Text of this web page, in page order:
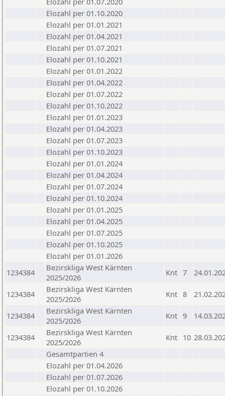
Elozahl per 01.10.2020
Elozahl per 01.01.2021
Elozahl per 01.04.2021
Elozahl per 01.07.2021
Elozahl per 01.10.2021
Elozahl per 01.01.2022
Elozahl per 01.04.2022
Elozahl per 01.07.2022
Elozahl per 01.10.2022
Elozahl per 01.01.2023
Elozahl per 01.04.2023
Elozahl per 01.07.2023
Elozahl per 01.10.2023
Elozahl per 01.01.2024
Elozahl per 01.04.2024
Elozahl per 01.07.2024
Elozahl per 01.10.2024
Elozahl per 01.01.2025
Elozahl per 01.04.2025
Elozahl per 01.07.2025
Elozahl per 01.10.2025
Elozahl per 01.01.2026
1234384
Bezirskliga West Kärnten
2025/2026
Knt 7
1234384
Bezirskliga West Kärnten
2025/2026
Knt 8
1234384
Bezirskliga West Kärnten
2025/2026
Knt 9
1234384
Bezirskliga West Kärnten
2025/2026
Knt 10
Gesamtpartien 4
Elozahl per 01.04.2026
Elozahl per 01.07.2026
Elozahl per 01.10.2026